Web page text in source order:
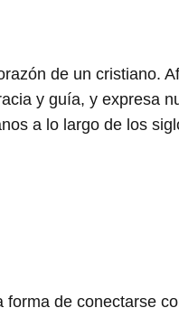
de un cristiano.
y guía, y expresa
a lo largo de los
de conectarse